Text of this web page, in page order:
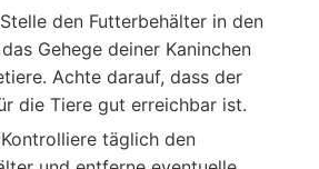
Stelle den Futterbehälter in den
Gehege deiner Kaninchen
Achte darauf, dass der
die Tiere gut erreichbar ist.
Kontrolliere täglich den